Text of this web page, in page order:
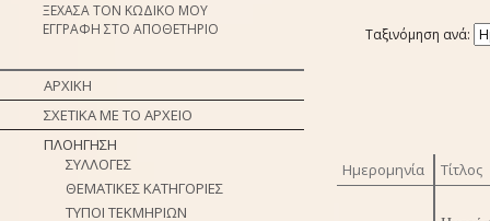
ΞΕΧΑΣΑ ΤΟΝ ΚΩΔΙΚΟ ΜΟΥ
ΕΓΓΡΑΦΗ ΣΤΟ ΑΠΟΘΕΤΗΡΙΟ
ΑΡΧΙΚΗ
ΣΧΕΤΙΚΑ ΜΕ ΤΟ ΑΡΧΕΙΟ
ΠΛΟΗΓΗΣΗ
ΣΥΛΛΟΓΕΣ
ΘΕΜΑΤΙΚΕΣ ΚΑΤΗΓΟΡΙΕΣ
ΤΥΠΟΙ ΤΕΚΜΗΡΙΩΝ
Ταξινόμηση ανά:
Ημερομηνία Τίτλος